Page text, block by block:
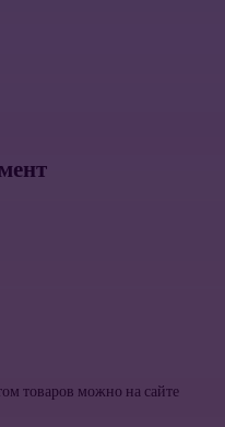
товаров можно на сайте